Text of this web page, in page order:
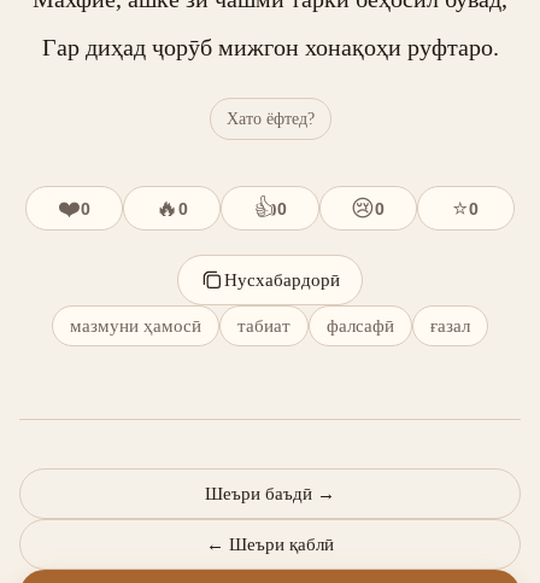
Гар диҳад ҷорӯб мижгон хонақоҳи руфтаро.
Хато ёфтед?
❤️0 🔥0 👍0 😢0 ⭐0
Нусхабардорӣ
мазмуни ҳамосӣ табиат фалсафӣ ғазал
← Шеъри қаблӣ
Шеъри баъдӣ →